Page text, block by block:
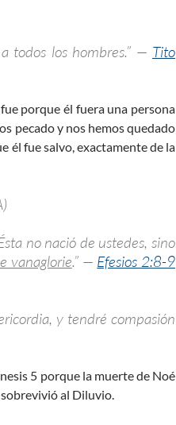
todos los hombres.” — Tito
porque él fuera una persona
pecado y nos hemos quedado
él fue salvo, exactamente de la
no nació de ustedes, sino
vanaglorie.” — Efesios 2:8-9
y tendré compasión
5 porque la muerte de Noé
al Diluvio.